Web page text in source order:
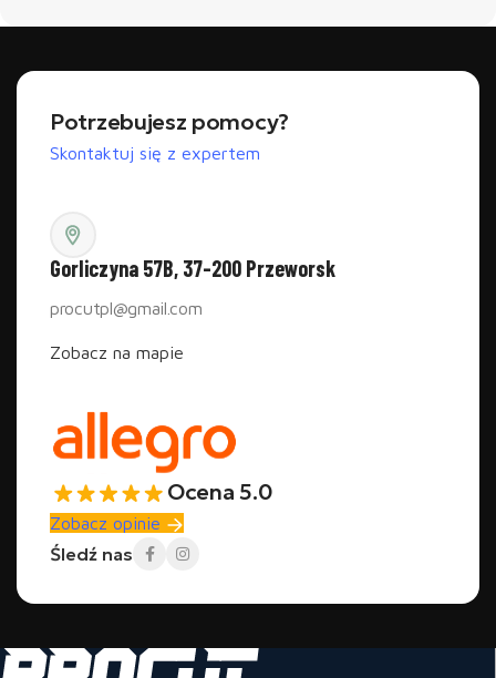
Potrzebujesz pomocy?
Skontaktuj się z expertem
Gorliczyna 57B, 37-200 Przeworsk
procutpl@gmail.com
Zobacz na mapie
Ocena 5.0
Zobacz opinie
Śledź nas